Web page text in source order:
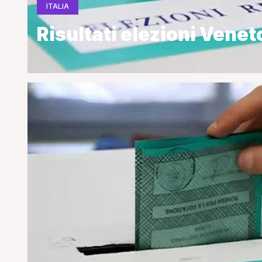
ITALIA
Risultati elezioni